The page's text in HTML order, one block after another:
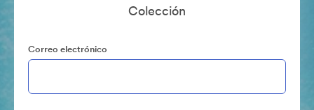
Colección
Correo electrónico